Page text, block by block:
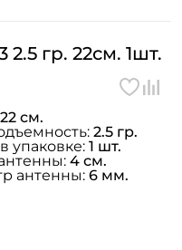
гр. 22см. 1шт.
22 см.
2.5 гр.
упаковке: 1 шт.
4 см.
антенны: 6 мм.